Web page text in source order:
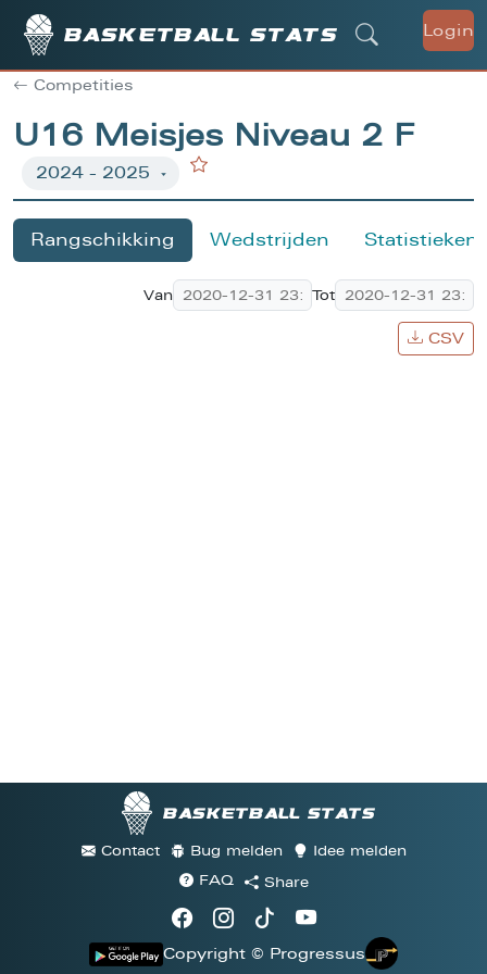
Basketball stats Login
Competities
U16 Meisjes Niveau 2 F
Rangschikking Wedstrijden Statistieken
Van Tot
CSV
Basketball stats
Contact Bug melden
Idee melden
FAQ
Share
Copyright © Progressus